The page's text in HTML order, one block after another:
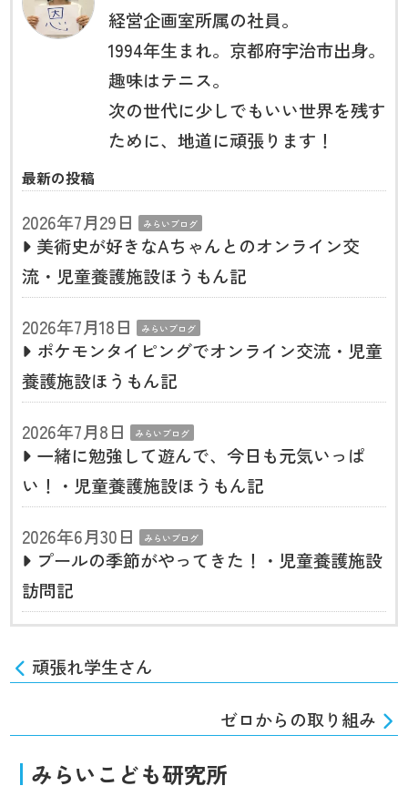
経営企画室所属の社員。
1994年生まれ。京都府宇治市出身。
趣味はテニス。
次の世代に少しでもいい世界を残す
ために、地道に頑張ります！
最新の投稿
2026年7月29日 みらいブログ
美術史が好きなAちゃんとのオンライン交
流・児童養護施設ほうもん記
2026年7月18日
みらいブログ
ポケモンタイピングでオンライン交流・児童
養護施設ほうもん記
2026年7月8日
みらいブログ
一緒に勉強して遊んで、今日も元気いっぱ
い！・児童養護施設ほうもん記
2026年6月30日
みらいブログ
プールの季節がやってきた！・児童養護施設
訪問記
頑張れ学生さん
ゼロからの取り組み
みらいこども研究所